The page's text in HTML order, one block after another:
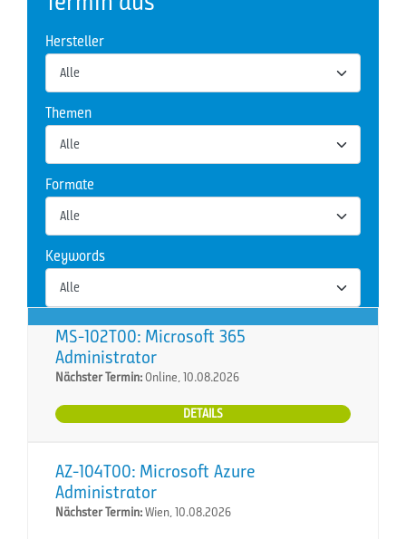
Hersteller
Themen
Formate
Keywords
MS-102T00: Microsoft 365
Administrator
Nächster Termin:Online, 10.08.2026
DETAILS
AZ-104T00: Microsoft Azure
Administrator
Nächster Termin:Wien, 10.08.2026